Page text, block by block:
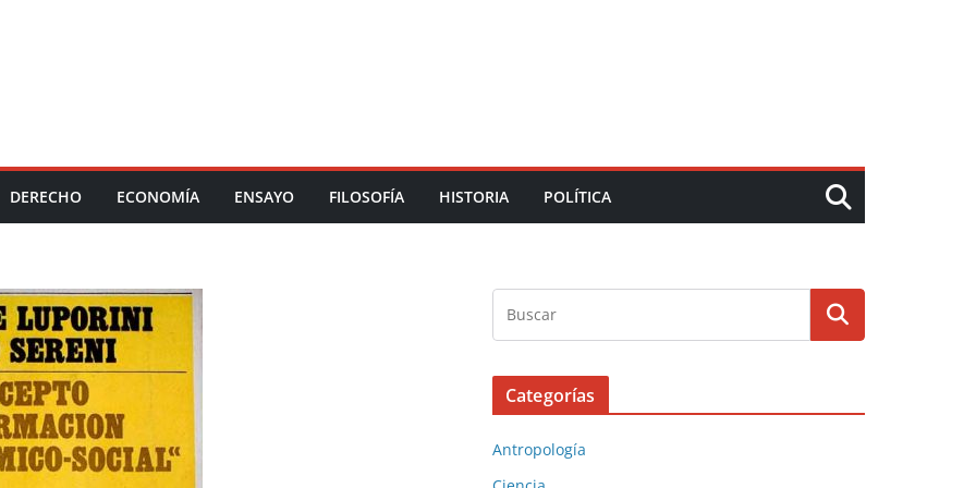
DERECHO ECONOMÍA ENSAYO FILOSOFÍA HISTORIA POLÍTICA
Categorías
Antropología